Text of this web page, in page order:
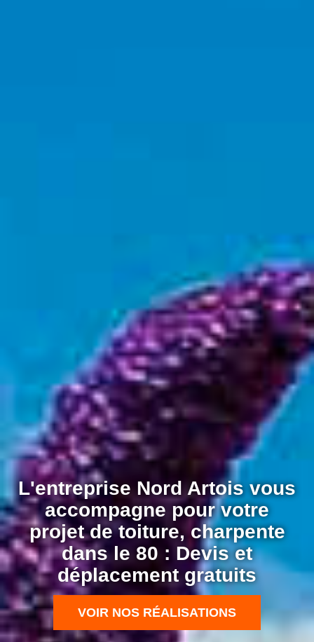
L'entreprise Nord Artois vous
accompagne pour votre
projet de toiture, charpente
dans le 80 : Devis et
déplacement gratuits
VOIR NOS RÉALISATIONS